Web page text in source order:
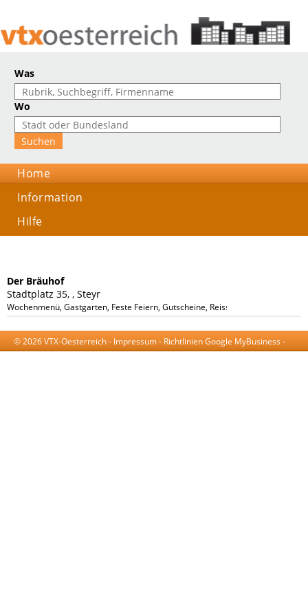
Was
Wo
Home
Information
Hilfe
Der Bräuhof
Stadtplatz 35, , Steyr
Wochenmenü, Gastgarten, Feste Feiern, Gutscheine, Reissegruppen,
© 2026 VTX-Oesterreich - Impressum- Richtlinien Google MyBusiness -
AGB-Datenschutzerklärung